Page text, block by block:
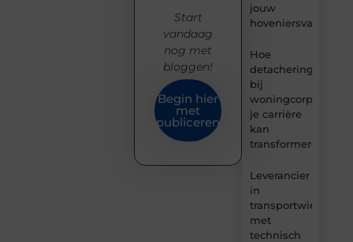
jouw
Hoe
detachering
bij
woningcorporaties
je carrière
kan
transformeren
Leverancier
in
transportwielen
met
technisch
Start
vandaag
nog met
bloggen!
Begin hier
met
publiceren